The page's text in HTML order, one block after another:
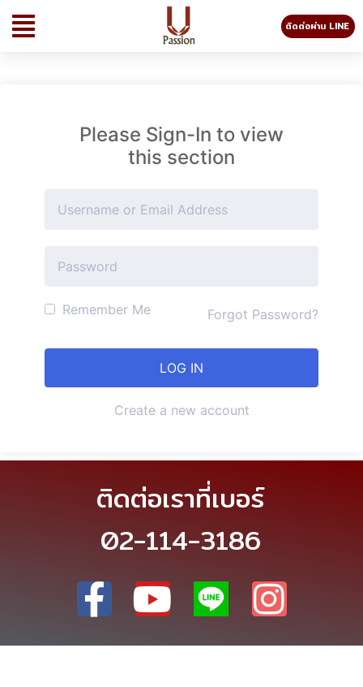
ติดต่อผ่าน LINE
Please Sign-In to view
this section
Remember Me Forgot Password?
Create a new account
ติดต่อเราที่เบอร์
02-114-3186